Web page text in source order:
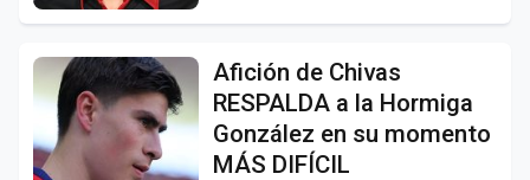
Afición de Chivas
RESPALDA a la Hormiga
González en su momento
MÁS DIFÍCIL